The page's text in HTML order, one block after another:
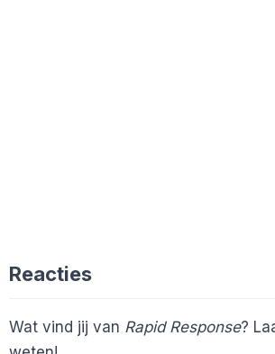
Reacties
Wat vind jij van Rapid Response?